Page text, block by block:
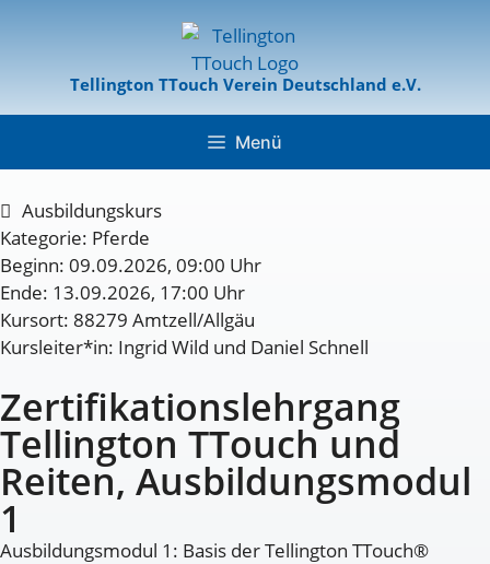
Tellington TTouch Verein Deutschland e.V.
Menü
Ausbildungskurs
Kategorie: Pferde
Beginn: 09.09.2026, 09:00 Uhr
Ende: 13.09.2026, 17:00 Uhr
Kursort: 88279 Amtzell/Allgäu
Kursleiter*in: Ingrid Wild und Daniel Schnell
Zertifikationslehrgang
Tellington TTouch und
Reiten, Ausbildungsmodul
1
Ausbildungsmodul 1: Basis der Tellington TTouch®